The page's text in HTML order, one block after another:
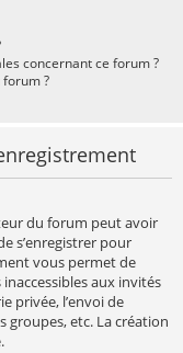
concernant ce forum ?
?
du forum peut avoir
s’enregistrer pour
vous permet de
aux invités
privée, l’envoi de
groupes, etc. La création